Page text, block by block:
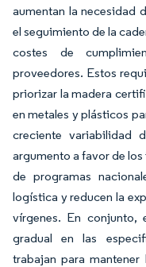
aumentan la necesidad
el seguimiento de la
costes de
proveedores. Estos
priorizar la madera
en metales y plásticos
creciente variabilidad
argumento a favor de
de programas
logística y reducen la
vírgenes. En conjunto,
gradual en las
trabajan para